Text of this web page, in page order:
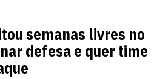
semanas livres no
defesa e quer time